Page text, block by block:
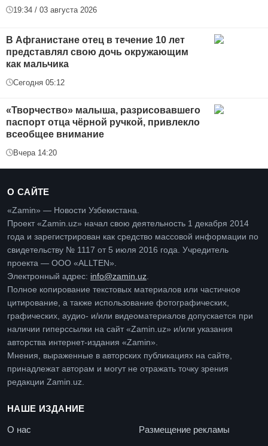
19:34 / 03 августа 2026
В Афганистане отец в течение 10 лет
представлял свою дочь окружающим
как мальчика
Сегодня 05:12
«Творчество» малыша, разрисовавшего
паспорт отца чёрной ручкой, привлекло
всеобщее внимание
Вчера 14:20
О САЙТЕ
«Zamin» — Новости Узбекистана.
Проект «Zamin.uz» начал свою деятельность 1 декабря 2014
года и зарегистрирован как средство массовой информации по
свидетельству № 1117 от 5 июля 2016 года. Учредитель
проекта — ООО «ALLTEN».
Электронный адрес: info@zamin.uz
Полное копирование текстовых материалов или частичное
цитирование, а также использование фотографических,
графических, аудио- и/или видеоматериалов допускается при
наличии гиперссылки на сайт «Zamin.uz» и/или указания
авторства интернет-издания «Zamin».
Мнения, выраженные в авторских публикациях на сайте,
принадлежат авторам и могут не отражать точку зрения
редакции Zamin.uz.
НАШЕ ИЗДАНИЕ
О нас
Размещение рекламы